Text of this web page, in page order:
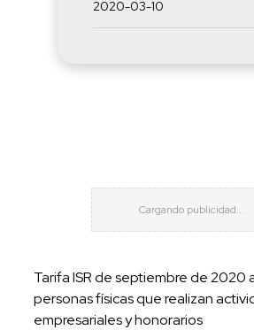
2020-03-10
Tarifa ISR de septiembre de 2020
personas físicas que realizan
empresariales y honorarios